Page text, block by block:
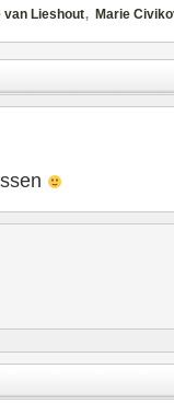
van Lieshout, Marie